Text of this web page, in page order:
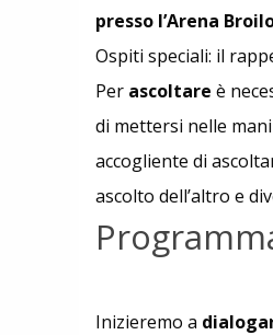
presso l’Arena
Ospiti speciali: il
Per ascoltare è
di mettersi nelle
accogliente di
ascolto dell’altro e
Inizieremo a